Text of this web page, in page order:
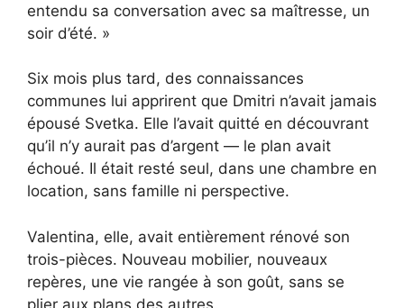
entendu sa conversation avec sa maîtresse, un
soir d’été. »
Six mois plus tard, des connaissances
communes lui apprirent que Dmitri n’avait jamais
épousé Svetka. Elle l’avait quitté en découvrant
qu’il n’y aurait pas d’argent — le plan avait
échoué. Il était resté seul, dans une chambre en
location, sans famille ni perspective.
Valentina, elle, avait entièrement rénové son
trois-pièces. Nouveau mobilier, nouveaux
repères, une vie rangée à son goût, sans se
plier aux plans des autres.